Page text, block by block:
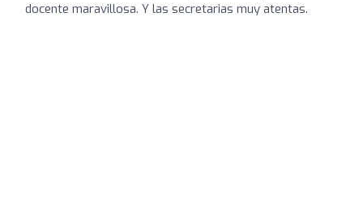
docente maravillosa. Y las secretarias muy atentas.